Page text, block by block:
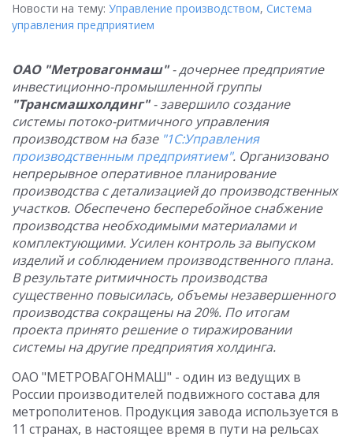
Новости на тему: Управление производством, Система
управления предприятием
ОАО "Метровагонмаш"- дочернее предприятие
инвестиционно-промышленной группы
"Трансмашхолдинг"- завершило создание
системыпотоко-ритмичного управления
производством на базе "1С:Управления
производственным предприятием". Организовано
непрерывное оперативное планирование
производства с детализацией до производственных
участков. Обеспечено бесперебойное снабжение
производства необходимыми материалами и
комплектующими. Усилен контроль за выпуском
изделий и соблюдением производственного плана.
В результате ритмичность производства
существенно повысилась, объемы незавершенного
производства сокращены на 20%. По итогам
проекта принято решение о тиражировании
системы на другие предприятия холдинга.
ОАО "МЕТРОВАГОНМАШ" - один из ведущих в
России производителей подвижного состава для
метрополитенов. Продукция завода используется в
11 странах, в настоящее время в пути на рельсах